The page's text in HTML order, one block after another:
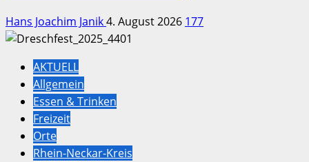
Hans Joachim Janik4. August 2026 177
AKTUELL
Allgemein
Essen & Trinken
Freizeit
Orte
Rhein-Neckar-Kreis